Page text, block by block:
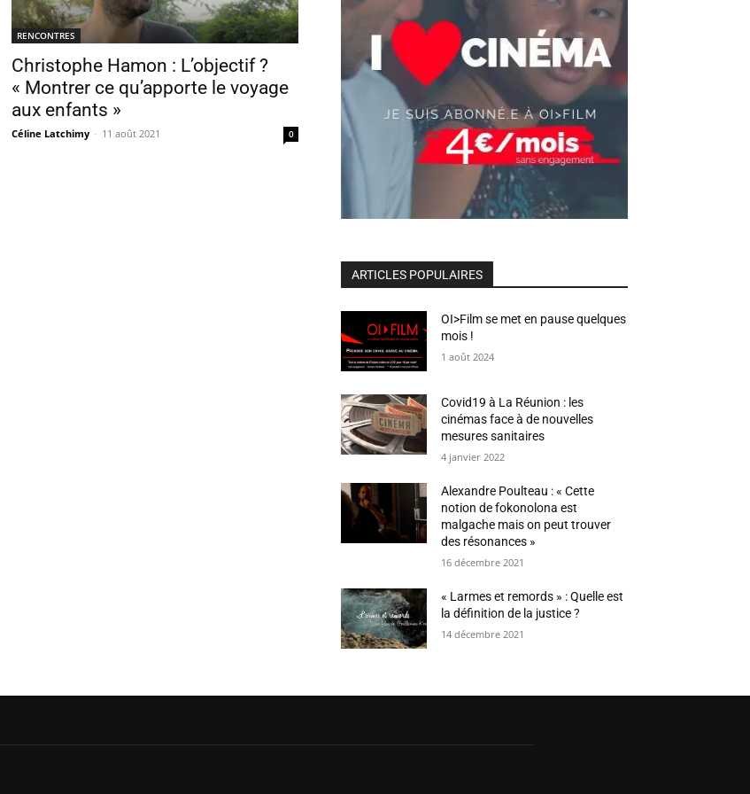
RENCONTRES
Christophe Hamon : L’objectif ?
« Montrer ce qu’apporte le voyage
aux enfants »
Céline Latchimy - 11 août 2021 0
ARTICLES POPULAIRES
OI>Film se met en pause quelques
mois !
1 août 2024
Covid19 à La Réunion : les
cinémas face à de nouvelles
mesures sanitaires
4 janvier 2022
Alexandre Poulteau : « Cette
notion de fokonolona est
malgache mais on peut trouver
des résonances »
16 décembre 2021
« Larmes et remords » : Quelle est
la définition de la justice ?
14 décembre 2021